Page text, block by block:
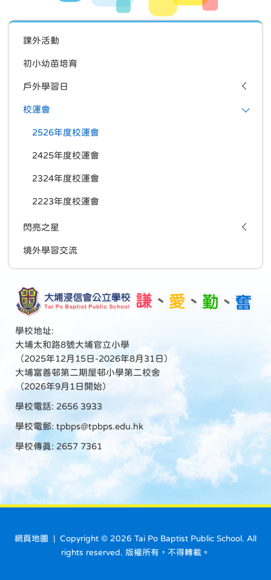
課外活動
初小幼苗培育
戶外學習日
校運會
2526年度校運會
2425年度校運會
2324年度校運會
2223年度校運會
閃亮之星
境外學習交流
學校地址:
大埔太和路8號大埔官立小學
（2025年12月15日-2026年8月31日）
大埔富善邨第二期屋邨小學第二校舍
（2026年9月1日開始）
學校電話: 2656 3933
學校電郵: tpbps@tpbps.edu.hk
學校傳真: 2657 7361
網頁地圖 | Copyright © 2026 Tai Po Baptist Public School. All
rights reserved. 版權所有，不得轉載。